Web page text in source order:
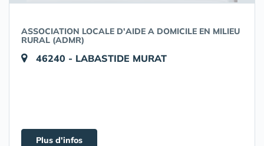
ASSOCIATION LOCALE D'AIDE A DOMICILE EN MILIEU
RURAL (ADMR)
46240 - LABASTIDE MURAT
Plus d'infos